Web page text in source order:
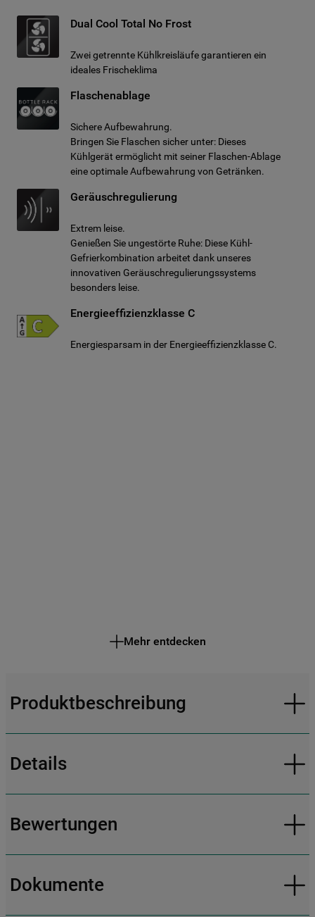
Dual Cool Total No Frost
Zwei getrennte Kühlkreisläufe garantieren ein
ideales Frischeklima
Flaschenablage
Sichere Aufbewahrung.
Bringen Sie Flaschen sicher unter: Dieses
Kühlgerät ermöglicht mit seiner Flaschen-Ablage
eine optimale Aufbewahrung von Getränken.
Geräuschregulierung
Extrem leise.
Genießen Sie ungestörte Ruhe: Diese Kühl-
Gefrierkombination arbeitet dank unseres
innovativen Geräuschregulierungssystems
besonders leise.
Energieeffizienzklasse C
Energiesparsam in der Energieeffizienzklasse C.
Mehr entdecken
Produktbeschreibung
Details
Bewertungen
Dokumente